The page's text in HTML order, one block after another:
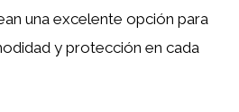
una excelente opción para
y protección en cada